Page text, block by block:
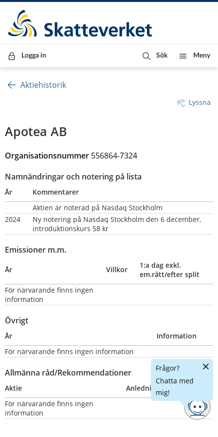
Till innehåll
Till navigationen
Till chattrobot
Logga in Sök Meny
Aktiehistorik
Lyssna
Apotea AB
Organisationsnummer 556864-7324
Namnändringar och notering på lista
År
Kommentarer
Aktien är noterad på Nasdaq Stockholm
2024
Ny notering på Nasdaq Stockholm den 6 december,
introduktionskurs 58 kr
Emissioner m.m.
År Villkor
1:a dag exkl.
em.rätt/efter split
För närvarande finns ingen
information
Övrigt
År
Information
För närvarande finns ingen information
Allmänna råd/Rekommendationer
Aktie Anledning
För närvarande finns ingen
information
Frågor?
Chatta med
mig!
Dölj